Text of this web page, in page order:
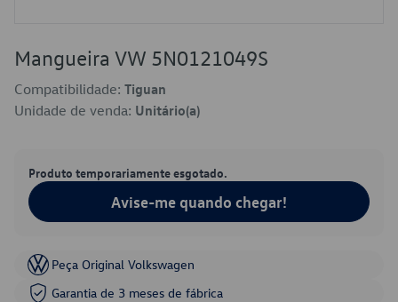
Mangueira VW 5N0121049S
Compatibilidade: Tiguan
Unidade de venda: Unitário(a)
Produto temporariamente esgotado.
Avise-me quando chegar!
Peça Original Volkswagen
Garantia de 3 meses de fábrica